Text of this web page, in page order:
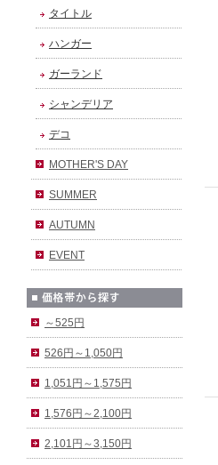
タイトル
ハンガー
ガーランド
シャンデリア
デコ
MOTHER'S DAY
SUMMER
AUTUMN
EVENT
～525円
526円～1,050円
1,051円～1,575円
1,576円～2,100円
2,101円～3,150円